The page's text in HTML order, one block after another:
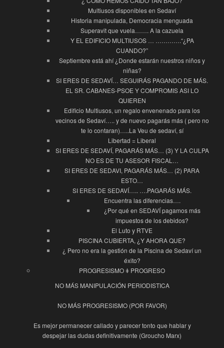
Multiusos disponibles en Sedaví
Historia manipulada, Democracia menguada
Superavit que vuela……. A la cazuela
Y EL EDIFICIO MULTIUSOS … ………….“¿PA
CUANDO?”
Septiembre está ahí ¿Donde estarán nuestros niños y
niñas?
SI ERES DE SEDAVÍ… SEGUIRÁS PAGANDO DE MÁS.
EL SR. CABANES-PSOE Y COMPROMIS ASI LO
QUIEREN
Edificio Multiusos, un regalo envenenado para los
vecinos de Sedaví….. y de nuevo pagarás más ( pero no
te lo contaran)…..La Veu de sedaví, sí
Libertad = Liberal
SI ERES DE SEDAVÍ, PAGARÁS MÁS… (3) Y LA CULPA
NO ES DE TU ASESOR FISCAL…
SI ERES DE SEDAVI, PAGARÁS MÁS… (2) PARA
ESTO…
SI ERES DE SEDAVÍ….. ….PAGARÁS MÁS.
Encuentra las diferencias….
¿Por qué en SEDAVÍ pagamos más
impuestos de los debidos?
El Luto y RTVE
PISCINA CUBIERTA, ¿Y AHORA QUE?
¿ Pero no era la gestión de la Piscina de Sedaví un
éxito?
PROGRESISMO ǂ PROGRESO
NO MÁS MANIPULACIÓN PERIODISTICA
NO MÁS PROGRESISMO (POR FAVOR)
Es mejor permanecer callado y parecer tonto que hablar y
despejar las dudas definitivamente (Groucho Marx)